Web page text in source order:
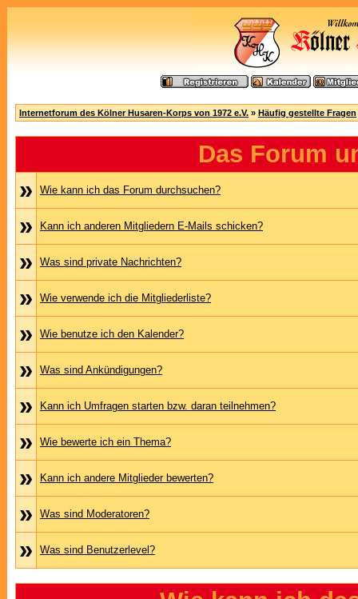
Internetforum des Kölner Husaren-Korps von 1972 e.V. » Häufig gestellte Fragen
Das Forum
»
Wie kann ich das Forum durchsuchen?
» Kann ich anderen Mitgliedern E-Mails schicken?
» Was sind private Nachrichten?
» Wie verwende ich die Mitgliederliste?
» Wie benutze ich den Kalender?
» Was sind Ankündigungen?
» Kann ich Umfragen starten bzw. daran teilnehmen?
» Wie bewerte ich ein Thema?
» Kann ich andere Mitglieder bewerten?
» Was sind Moderatoren?
» Was sind Benutzerlevel?